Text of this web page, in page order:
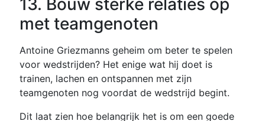
13. Bouw sterke relaties op
met teamgenoten
Antoine Griezmanns geheim om beter te spelen
voor wedstrijden? Het enige wat hij doet is
trainen, lachen en ontspannen met zijn
teamgenoten nog voordat de wedstrijd begint.
Dit laat zien hoe belangrijk het is om een goede